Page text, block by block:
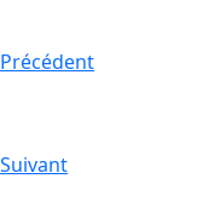
Précédent
Suivant